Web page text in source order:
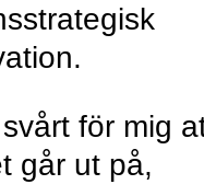
för mig
går ut på,